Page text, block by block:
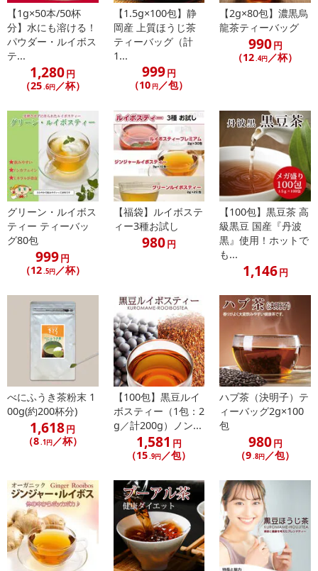
また、[新たな加工食品の原料原産地表示制度]の経過措置期間の終
了により、商品詳細内に記載の原産国・原材料の表記が旧表記の場
合がございます。
あらかじめご了承いただいた上でお申込みください。なお、本理由
によるお申込み後のキャンセル・返品交換は対応いたしかねます。
※送料はお試し費用に含まれております。
※d払い、PayPay、au PAY、au PAY（auかんたん決済）、ソフトバ
ンクまとめて支払い、楽天ペイ、メルペイ、AEON Pay、Amazon
Payでお支払いの場合、決済のため外部サイトへ遷移します。
※予約商品は決済手段ごとに定められた決済期限日にお支払いを完
了することがございます。ご了承いただいたうえでお申し込みくだ
さい。
【配送伝票番号について】
※配送形態がメール便の商品については、商品の発送完了後、配送
伝票番号がマイページに表示されない場合もございます。
【配送日時の指定について】
※配送日時の指定が可能な商品の場合、商品によってご指定できる
配送日、配送時間が異なる可能性がございます。
カート機能をご利用の場合は、配送日時指定をご利用いただけませ
発送日カレンダー
【1g×50本/50杯
分】水にも溶ける！
パウダー・ルイボス
テ...
1,280円
（25 .6円／杯）
【1.5g×100包】静
岡産 上質ほうじ茶
ティーバッグ（計
1...
999円
（10 円 ／包）
【2g×80包】濃黒烏
龍茶ティーバッグ
990円
（12 .4円 ／杯）
グリーン・ルイボス
ティー ティーバッ
グ80包
999円
（12.5円／杯）
【福袋】ルイボステ
ィー3種お試し
980円
【100包】黒豆茶 高
級黒豆 国産『丹波
黒』使用！ホットで
も...
1,146円
べにふうき茶粉末 1
00g(約200杯分)
1,618円
（8.1円／杯）
【100包】黒豆ルイ
ボスティー（1包：2
g／計200g）ノン...
1,581 円
（15.9円／包）
ハブ茶（決明子）テ
ィーバッグ2g×100
包
980円
（9.8円／包）